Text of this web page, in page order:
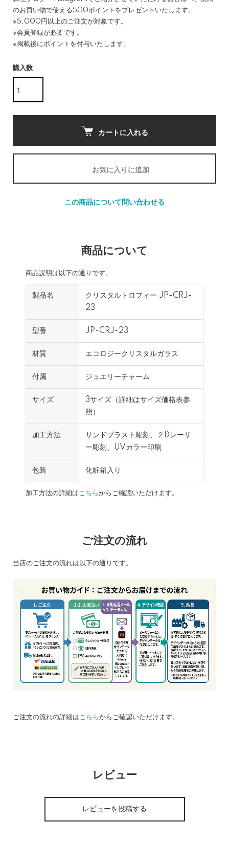
のお買い物で使える500ポイントをプレゼントいたします。
※5,000円以上のご注文が対象です。
※会員登録が必要です。
※掲載後にポイントを付与いたします。
購入数
カートに入れる
お気に入りに追加
この商品について問い合わせる
商品について
商品説明は以下の通りです。
製品名
クリスタルトロフィー JP-CRJ-
23
型番 JP-CRJ-23
材質 エコロジークリスタルガラス
付属 ジュエリーチャーム
サイズ
3サイズ（詳細はサイズ価格表参
照）
加工方法
サンドブラスト彫刻、２Dレーザ
ー彫刻、UVカラー印刷
包装 化粧箱入り
加工方法の詳細はこちらからご確認いただけます。
ご注文の流れ
当店のご注文の流れは以下の通りです。
ご注文の流れの詳細はこちらからご確認いただけます。
レビュー
レビューを投稿する